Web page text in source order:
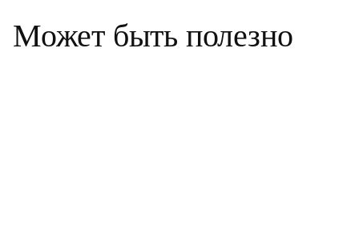
Может быть полезно